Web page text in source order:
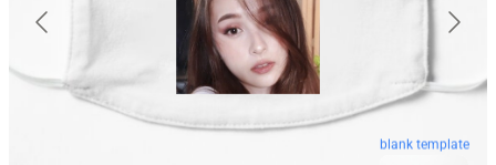
blank template